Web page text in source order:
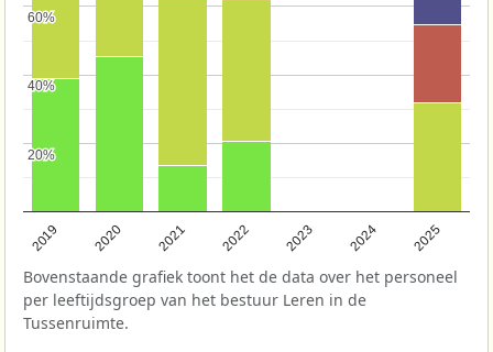
2019 2020 2021 2022 2023 2024 2025
20%
20%
40%
40%
60%
60%
Bovenstaande grafiek toont het de data over het personeel
per leeftijdsgroep van het bestuur Leren in de
Tussenruimte.